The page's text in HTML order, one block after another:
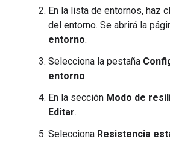
En la lista de entornos, haz
del entorno. Se abrirá la
entorno.
Selecciona la pestaña
entorno.
En la sección Modo de
Editar.
Selecciona Resistencia